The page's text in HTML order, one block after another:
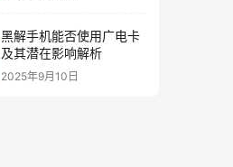
黑解手机能否使用广电卡
及其潜在影响解析
2025年9月10日